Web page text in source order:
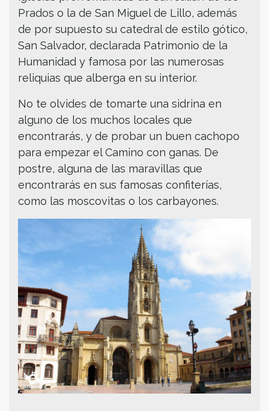
Prados o la de San Miguel de Lillo, además
de por supuesto su catedral de estilo gótico,
San Salvador, declarada Patrimonio de la
Humanidad y famosa por las numerosas
reliquias que alberga en su interior.
No te olvides de tomarte una sidrina en
alguno de los muchos locales que
encontrarás, y de probar un buen cachopo
para empezar el Camino con ganas. De
postre, alguna de las maravillas que
encontrarás en sus famosas confiterías,
como las moscovitas o los carbayones.